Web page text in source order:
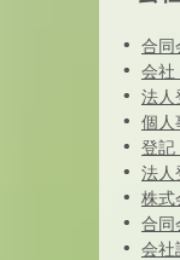
合同
会社
法人
個人
登記
法人
株式
合同
会社